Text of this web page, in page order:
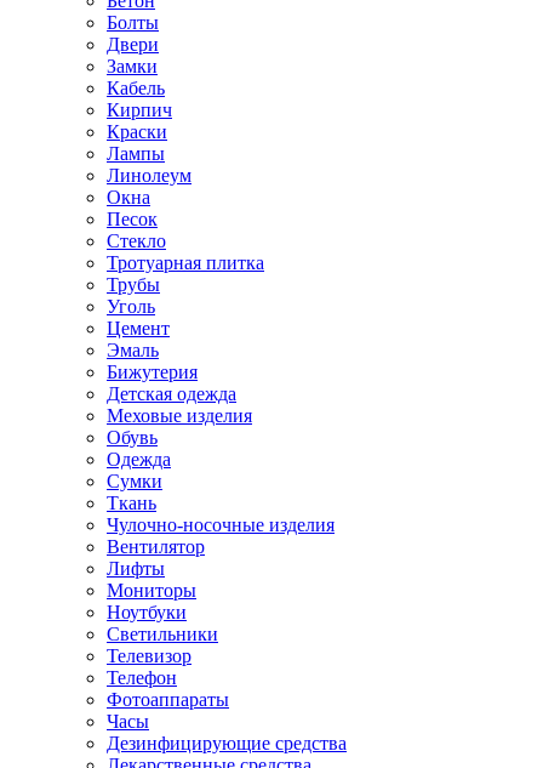
Болты
Двери
Замки
Кабель
Кирпич
Краски
Лампы
Линолеум
Окна
Песок
Стекло
Тротуарная плитка
Трубы
Уголь
Цемент
Эмаль
Бижутерия
Детская одежда
Меховые изделия
Обувь
Одежда
Сумки
Ткань
Чулочно-носочные изделия
Вентилятор
Лифты
Мониторы
Ноутбуки
Светильники
Телевизор
Телефон
Фотоаппараты
Часы
Дезинфицирующие средства